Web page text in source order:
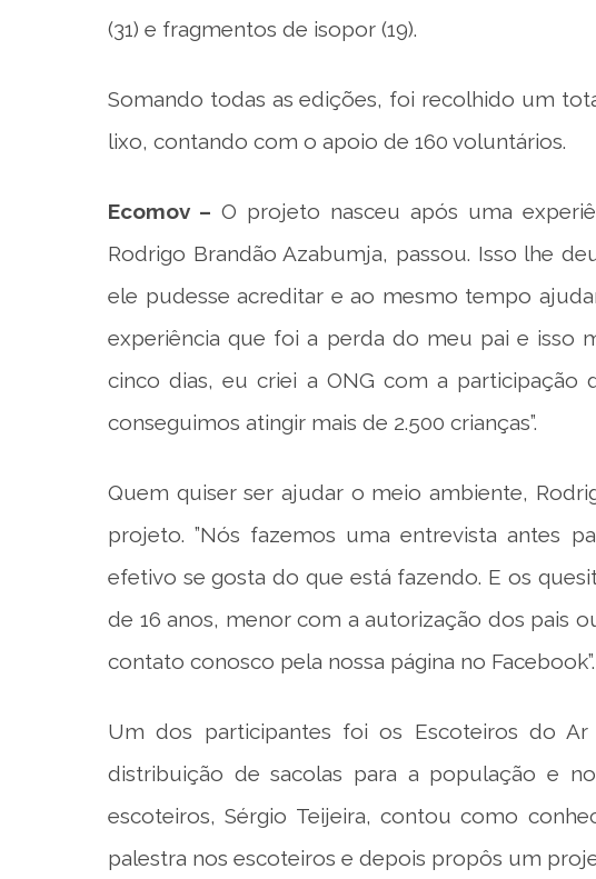
(31) e fragmentos de isopor (19).
Somando todas as edições, foi recolhido um
lixo, contando com o apoio de 160 voluntários.
Ecomov – O projeto nasceu após uma
Rodrigo Brandão Azabumja, passou. Isso lhe
ele pudesse acreditar e ao mesmo tempo
experiência que foi a perda do meu pai e isso
cinco dias, eu criei a ONG com a participação
conseguimos atingir mais de 2.500 crianças”.
Quem quiser ser ajudar o meio ambiente,
projeto. ”Nós fazemos uma entrevista antes
efetivo se gosta do que está fazendo. E os
de 16 anos, menor com a autorização dos pais
contato conosco pela nossa página no Facebook”.
Um dos participantes foi os Escoteiros do
distribuição de sacolas para a população e
escoteiros, Sérgio Teijeira, contou como
palestra nos escoteiros e depois propôs um